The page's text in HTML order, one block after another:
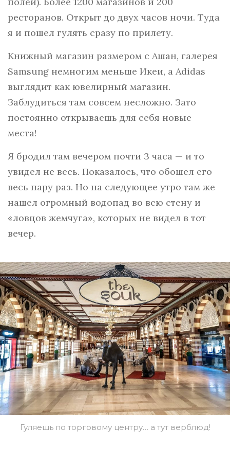
ресторанов. Открыт до двух часов ночи. Туда
я и пошел гулять сразу по прилету.
Книжный магазин размером с Ашан, галерея
Samsung немногим меньше Икеи, а Adidas
выглядит как ювелирный магазин.
Заблудиться там совсем несложно. Зато
постоянно открываешь для себя новые
места!
Я бродил там вечером почти 3 часа — и то
увидел не весь. Показалось, что обошел его
весь пару раз. Но на следующее утро там же
нашел огромный водопад во всю стену и
«ловцов жемчуга», которых не видел в тот
вечер.
Гуляешь по торговому центру… а тут верблюд!